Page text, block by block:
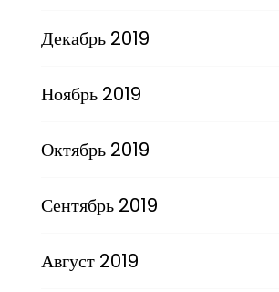
Декабрь 2019
Ноябрь 2019
Октябрь 2019
Сентябрь 2019
Август 2019